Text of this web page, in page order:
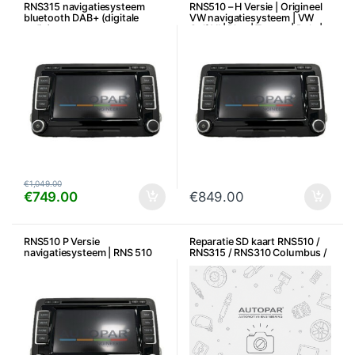
RNS315 navigatiesysteem
bluetooth DAB+ (digitale
radio)
€749.00
€1,049.00
RNS510 – H Versie | Origineel
VW navigatiesysteem | VW
Golf VI | Plus | Touran | Polo |
€849.00
RNS510 P Versie
navigatiesysteem | RNS 510
Reparatie SD kaart RNS510 /
RNS315 / RNS310 Columbus /
Media system SD-kaart
problemen